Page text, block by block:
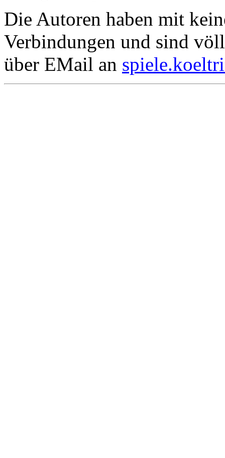
Die Autoren haben mit
Verbindungen und sind
über EMail an